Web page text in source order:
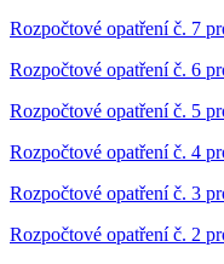
Rozpočtové opatření č. 7
Rozpočtové opatření č. 6
Rozpočtové opatření č. 5
Rozpočtové opatření č. 4
Rozpočtové opatření č. 3
Rozpočtové opatření č. 2